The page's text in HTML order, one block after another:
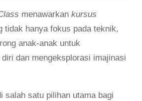
menawarkan kursus
tidak hanya fokus pada teknik,
anak-anak untuk
dan mengeksplorasi imajinasi
salah satu pilihan utama bagi